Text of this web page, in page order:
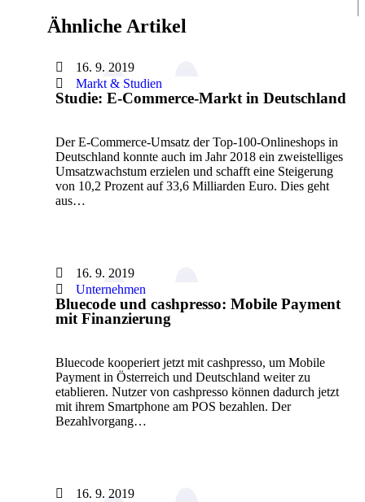
Ähnliche Artikel
16. 9. 2019
Markt & Studien
Studie: E-Commerce-Markt in Deutschland
Der E-Commerce-Umsatz der Top-100-Onlineshops in
Deutschland konnte auch im Jahr 2018 ein zweistelliges
Umsatzwachstum erzielen und schafft eine Steigerung
von 10,2 Prozent auf 33,6 Milliarden Euro. Dies geht
aus…
16. 9. 2019
Unternehmen
Bluecode und cashpresso: Mobile Payment
mit Finanzierung
Bluecode kooperiert jetzt mit cashpresso, um Mobile
Payment in Österreich und Deutschland weiter zu
etablieren. Nutzer von cashpresso können dadurch jetzt
mit ihrem Smartphone am POS bezahlen. Der
Bezahlvorgang…
16. 9. 2019